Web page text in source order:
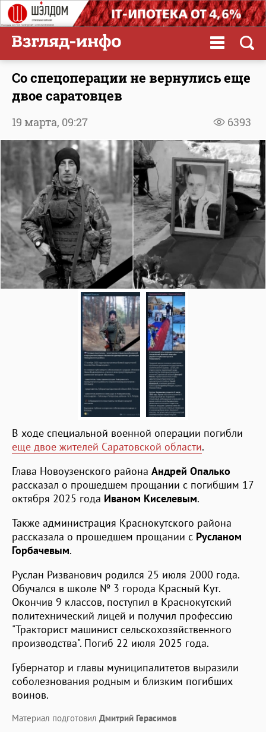
Со спецоперации не вернулись еще
двое саратовцев
6393
19 марта, 09:27
В ходе специальной военной операции погибли
еще двое жителей Саратовской области.
Глава Новоузенского района Андрей Опалько
рассказал о прошедшем прощании с погибшим 17
октября 2025 года Иваном Киселевым.
Также администрация Краснокутского района
рассказала о прошедшем прощании с Русланом
Горбачевым.
Руслан Ризванович родился 25 июля 2000 года.
Обучался в школе № 3 города Красный Кут.
Окончив 9 классов, поступил в Краснокутский
политехнический лицей и получил профессию
"Тракторист машинист сельскохозяйственного
производства". Погиб 22 июля 2025 года.
Губернатор и главы муниципалитетов выразили
соболезнования родным и близким погибших
воинов.
Материал подготовил Дмитрий Герасимов